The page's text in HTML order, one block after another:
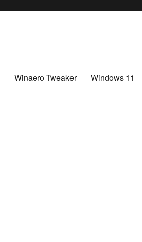
Winaero Tweaker Windows 11